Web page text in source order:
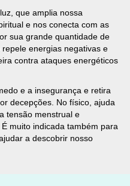
que amplia nossa
e nos conecta com as
sua grande quantidade de
energias negativas e
contra ataques energéticos
e a insegurança e retira
decepções. No físico, ajuda
tensão menstrual e
muito indicada também para
a descobrir nosso